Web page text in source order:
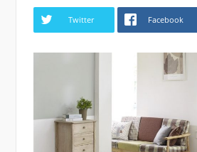
Twitter Facebook